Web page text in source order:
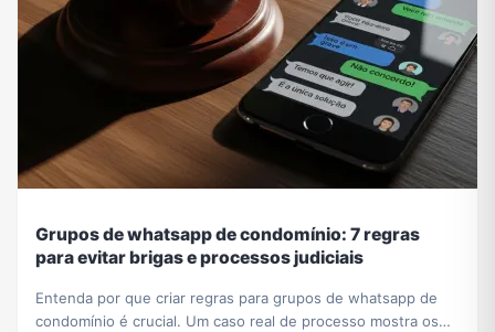
Grupos de whatsapp de condomínio: 7 regras
para evitar brigas e processos judiciais
Entenda por que criar regras para grupos de whatsapp de
condomínio é crucial. Um caso real de processo mostra os